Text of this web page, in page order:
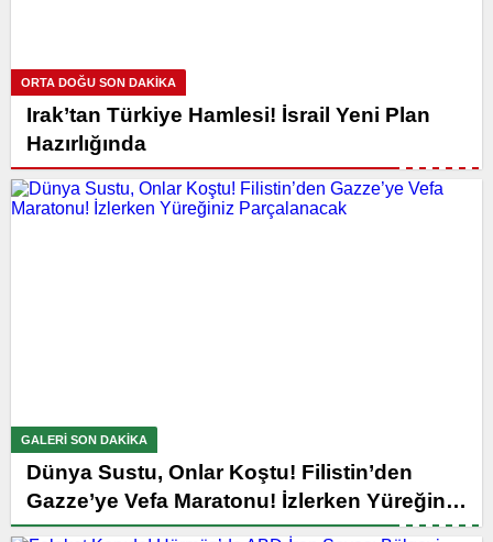
ORTA DOĞU SON DAKİKA
Irak’tan Türkiye Hamlesi! İsrail Yeni Plan
Hazırlığında
GALERI SON DAKİKA
Dünya Sustu, Onlar Koştu! Filistin’den
Gazze’ye Vefa Maratonu! İzlerken Yüreğiniz
Parçalanacak